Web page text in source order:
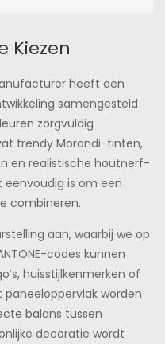
Kiezen
heeft een
samengesteld
zorgvuldig
trendy Morandi-tinten,
en realistische houtnerf-
is om een
combineren.
aan, waarbij we op
codes kunnen
huisstijlkenmerken of
worden
balans tussen
decoratie wordt